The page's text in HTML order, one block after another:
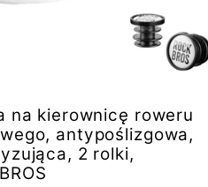
na kierownicę roweru
antypoślizgowa,
2 rolki,